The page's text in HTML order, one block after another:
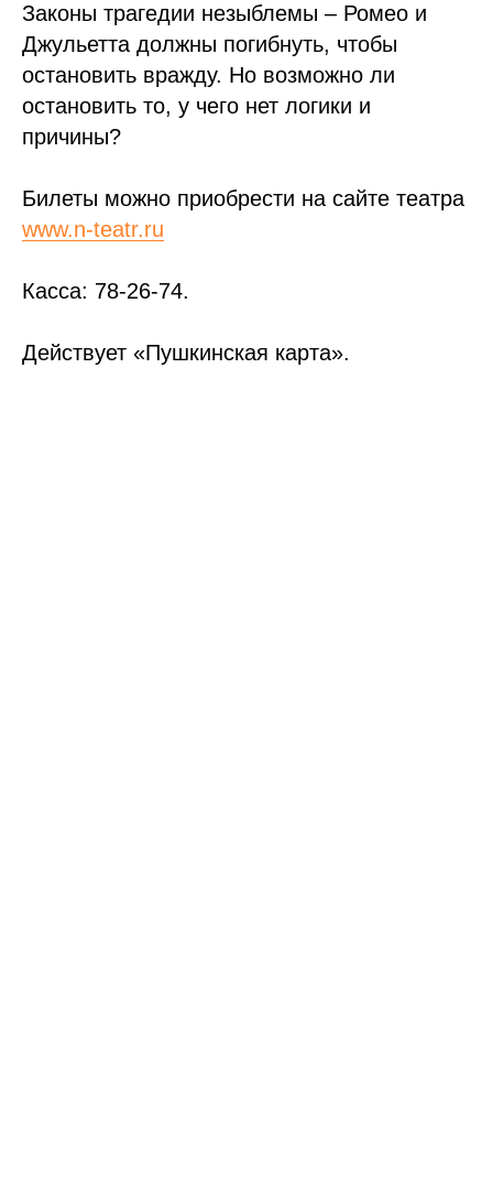
Законы трагедии незыблемы – Ромео и
Джульетта должны погибнуть, чтобы
остановить вражду. Но возможно ли
остановить то, у чего нет логики и
причины?
Билеты можно приобрести на сайте театра
www.n-teatr.ru
Касса: 78-26-74.
Действует «Пушкинская карта».